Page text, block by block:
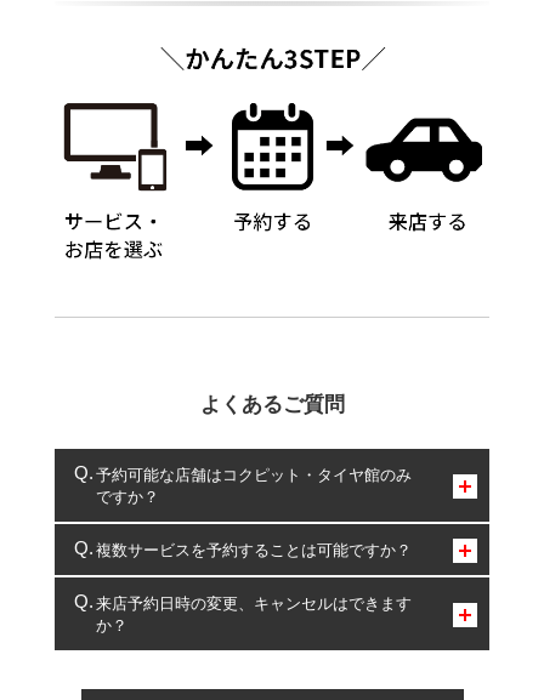
よくあるご質問
予約可能な店舗はコクピット・タイヤ館のみ
ですか？
コクピット・タイヤ館のみとなります。
複数サービスを予約することは可能ですか？
複数サービスのご予約は可能です。
一部の商品・サービスの組み合わせに限り、同時にご予約が
出来ないものもございます。
来店予約日時の変更、キャンセルはできます
か？